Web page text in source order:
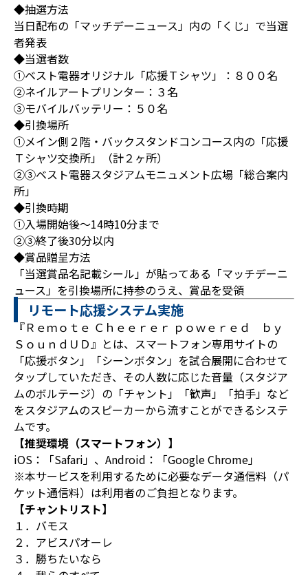
◆抽選方法
当日配布の「マッチデーニュース」内の「くじ」で当選
者発表
◆当選者数
①ベスト電器オリジナル「応援Ｔシャツ」：８００名
②ネイルアートプリンター：３名
③モバイルバッテリー：５０名
◆引換場所
①メイン側２階・バックスタンドコンコース内の「応援
Ｔシャツ交換所」（計２ヶ所）
②③ベスト電器スタジアムモニュメント広場「総合案内
所」
◆引換時期
①入場開始後～14時10分まで
②③終了後30分以内
◆賞品贈呈方法
「当選賞品名記載シール」が貼ってある「マッチデーニ
ュース」を引換場所に持参のうえ、賞品を受領
リモート応援システム実施
『Ｒｅｍｏｔｅ Ｃｈｅｅｒｅｒ ｐｏｗｅｒｅｄ ｂｙ
ＳｏｕｎｄＵＤ』とは、スマートフォン専用サイトの
「応援ボタン」「シーンボタン」を試合展開に合わせて
タップしていただき、その人数に応じた音量（スタジア
ムのボルテージ）の「チャント」「歓声」「拍手」など
をスタジアムのスピーカーから流すことができるシステ
ムです。
【推奨環境（スマートフォン）】
iOS：「Safari」、Android：「Google Chrome」
※本サービスを利用するために必要なデータ通信料（パ
ケット通信料）は利用者のご負担となります。
【チャントリスト】
１．バモス
２．アビスパオーレ
３．勝ちたいなら